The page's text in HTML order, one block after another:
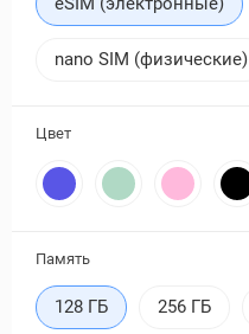
nano SIM (физические)
Цвет
Память
128 ГБ 256 ГБ